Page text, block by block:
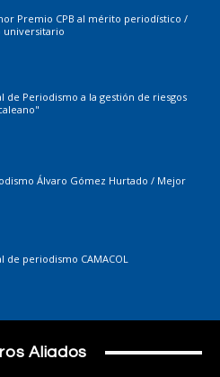
Premio CPB al mérito periodístico /
universitario
de Periodismo a la gestión de riesgos
Álvaro Gómez Hurtado / Mejor
de periodismo CAMACOL
Aliados